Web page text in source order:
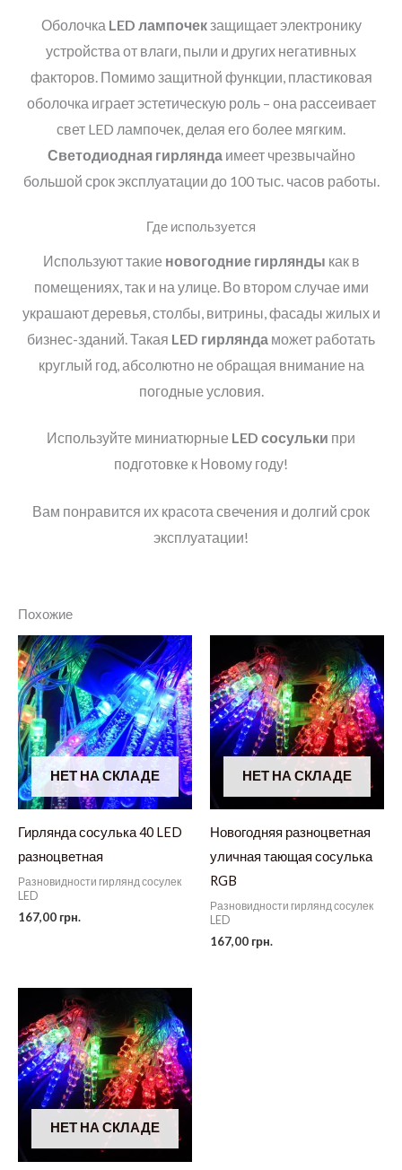
Оболочка LED лампочекзащищает электронику
устройства от влаги, пыли и других негативных
факторов. Помимо защитной функции, пластиковая
оболочка играет эстетическую роль – она рассеивает
свет LED лампочек, делая его более мягким.
Светодиодная гирлянда имеет чрезвычайно
большой срок эксплуатации до 100 тыс. часов работы.
Где используется
Используют такие новогодние гирлянды как в
помещениях, так и на улице. Во втором случае ими
украшают деревья, столбы, витрины, фасады жилых и
бизнес-зданий. Такая LED гирлянда может работать
круглый год, абсолютно не обращая внимание на
погодные условия.
Используйте миниатюрные LED сосульки при
подготовке к Новому году!
Вам понравится их красота свечения и долгий срок
эксплуатации!
Похожие
НЕТ НА СКЛАДЕ
Гирлянда сосулька 40 LED
разноцветная
Разновидности гирлянд сосулек
LED
167,00 грн.
НЕТ НА СКЛАДЕ
Новогодняя разноцветная
уличная тающая сосулька
RGB
Разновидности гирлянд сосулек
LED
167,00 грн.
НЕТ НА СКЛАДЕ